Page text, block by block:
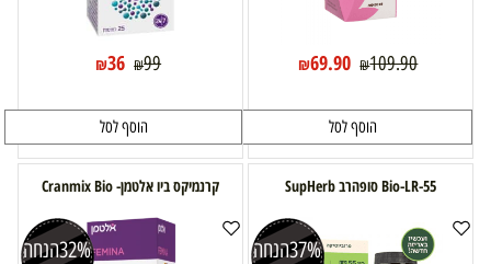
₪109.90
₪69.90
הוסף לסל
₪99
₪36
הוסף לסל
Bio-LR-55 סופהרב SupHerb
37%הנחה
קרנמיקס ביו אלטמן- Cranmix Bio
32%הנחה